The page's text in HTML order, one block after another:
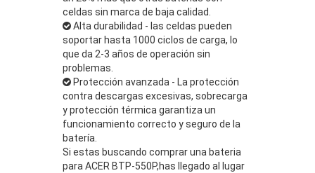
celdas sin marca de baja calidad.
Alta durabilidad - las celdas pueden
soportar hasta 1000 ciclos de carga, lo
que da 2-3 años de operación sin
problemas.
Protección avanzada - La protección
contra descargas excesivas, sobrecarga
y protección térmica garantiza un
funcionamiento correcto y seguro de la
batería.
Si estas buscando comprar una bateria
para ACER BTP-550P,has llegado al lugar